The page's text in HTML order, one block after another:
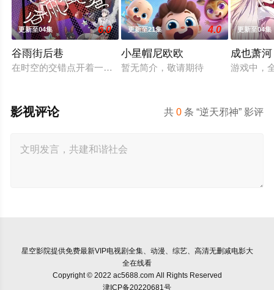
更新至04集 6.0
谷雨街后巷
在时空的交错点开着一间酒馆——谷雨街后巷。 无论城市的角落
更新至21集 4.0
小星帽尼欧欧
暂无简介，敬请期待
更新至04集
成也萧河
游戏中，
共0 条 “逆天邪神” 影评
影视评论
星空影院提供免费最新VIP电视剧全集、动漫、综艺、高清无删减电影大
全在线看
Copyright © 2022 ac5688.com All Rights Reserved
津ICP备20220681号